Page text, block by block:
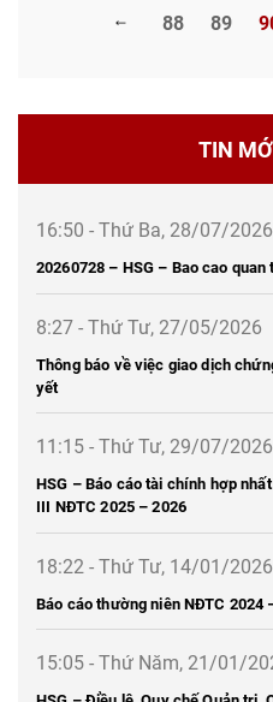
88 89
TIN
16:50 - Thứ Ba, 28/07/2026
20260728 – HSG – Bao cao
8:27 - Thứ Tư, 27/05/2026
Thông báo về việc giao dịch
yết
11:15 - Thứ Tư, 29/07/2026
HSG – Báo cáo tài chính hợp
III NĐTC 2025 – 2026
18:22 - Thứ Tư, 14/01/2026
Báo cáo thường niên NĐTC 2024
15:05 - Thứ Năm, 21/01/